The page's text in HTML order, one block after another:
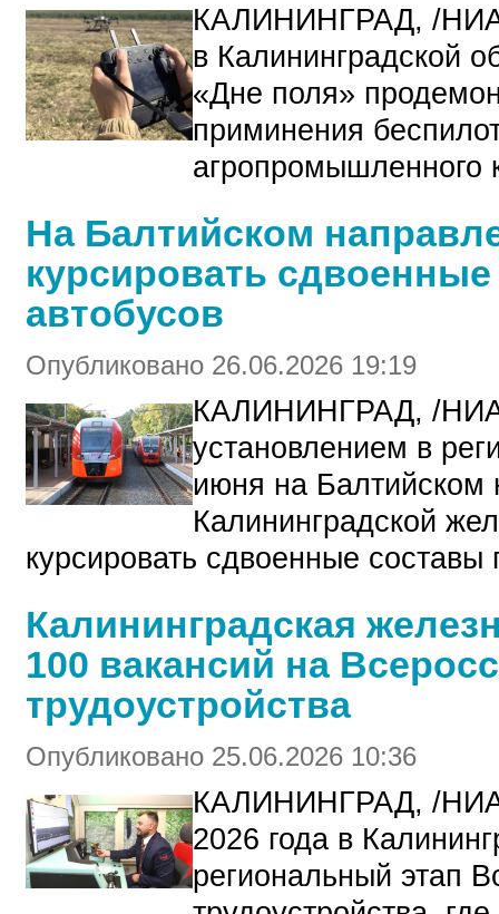
КАЛИНИНГРАД, /
в Калининградской
«Дне поля»
приминения
агропромышленного
На Балтийском
курсировать
автобусов
Опубликовано 26.06.2026 19:19
КАЛИНИНГРАД, /
установлением в
июня на Балтийском
Калининградской
курсировать сдвоенные составы
Калининградская
100 вакансий на
трудоустройства
Опубликовано 25.06.2026 10:36
КАЛИНИНГРАД, /
2026 года в
региональный этап